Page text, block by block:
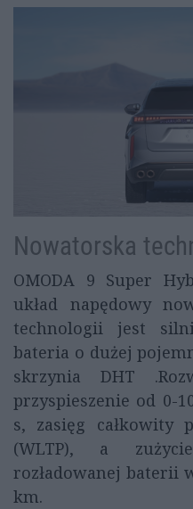
Nowatorska
OMODA 9 Super
układ napędowy
technologii jest
bateria o dużej
skrzynia DHT
przyspieszenie od 0-
s, zasięg całkowity
(WLTP), a
rozładowanej baterii
km.